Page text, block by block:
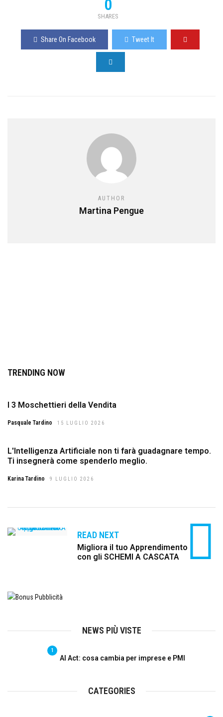
0
SHARES
Share On Facebook Tweet It
AUTHOR
Martina Pengue
TRENDING NOW
I 3 Moschettieri della Vendita
Pasquale Tardino 15 LUGLIO 2026
L'Intelligenza Artificiale non ti farà guadagnare tempo.
Ti insegnerà come spenderlo meglio.
Karina Tardino 9 LUGLIO 2026
READ NEXT
Migliora il tuo Apprendimento
con gli SCHEMI A CASCATA
NEWS PIÙ VISTE
1
AI Act: cosa cambia per imprese e PMI
CATEGORIES